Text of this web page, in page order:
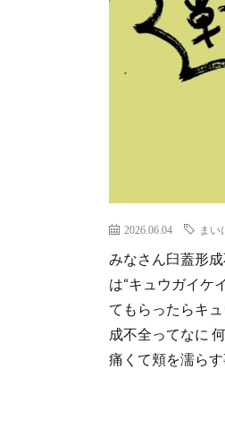
2026.06.04 まい
みなさん臼蓋形
は“キュウガイケ
てもらったらキ
成不全ってなに
痛くて頬を濡ら